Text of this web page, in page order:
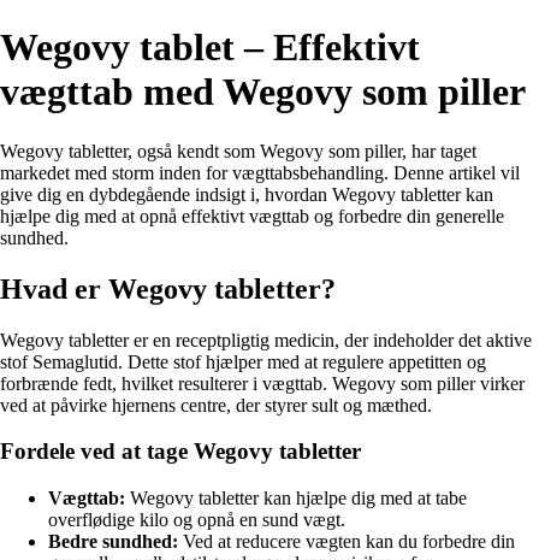
Wegovy tablet – Effektivt
vægttab med Wegovy som piller
Wegovy tabletter, også kendt som Wegovy som piller, har taget
markedet med storm inden for vægttabsbehandling. Denne artikel vil
give dig en dybdegående indsigt i, hvordan Wegovy tabletter kan
hjælpe dig med at opnå effektivt vægttab og forbedre din generelle
sundhed.
Hvad er Wegovy tabletter?
Wegovy tabletter er en receptpligtig medicin, der indeholder det aktive
stof Semaglutid. Dette stof hjælper med at regulere appetitten og
forbrænde fedt, hvilket resulterer i vægttab. Wegovy som piller virker
ved at påvirke hjernens centre, der styrer sult og mæthed.
Fordele ved at tage Wegovy tabletter
Vægttab: Wegovy tabletter kan hjælpe dig med at tabe
overflødige kilo og opnå en sund vægt.
Bedre sundhed: Ved at reducere vægten kan du forbedre din